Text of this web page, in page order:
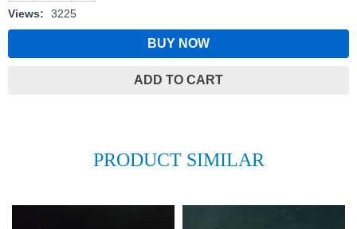
Views: 3225
BUY NOW
ADD TO CART
PRODUCT SIMILAR